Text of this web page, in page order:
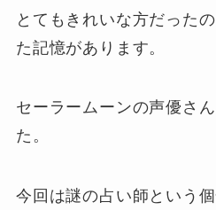
とてもきれいな方だった
た記憶があります。
セーラームーンの声優さ
た。
今回は謎の占い師という